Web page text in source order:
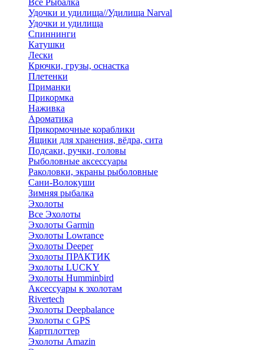
Все Рыбалка
Удочки и удилища//Удилища Narval
Удочки и удилища
Спиннинги
Катушки
Лески
Крючки, грузы, оснастка
Плетенки
Приманки
Прикормка
Наживка
Ароматика
Прикормочные кораблики
Ящики для хранения, вёдра, сита
Подсаки, ручки, головы
Рыболовные аксессуары
Раколовки, экраны рыболовные
Сани-Волокуши
Зимняя рыбалка
Эхолоты
Все Эхолоты
Эхолоты Garmin
Эхолоты Lowrance
Эхолоты Deeper
Эхолоты ПРАКТИК
Эхолоты LUCKY
Эхолоты Humminbird
Аксессуары к эхолотам
Rivertech
Эхолоты Deepbalance
Эхолоты с GPS
Картплоттер
Эхолоты Amazin